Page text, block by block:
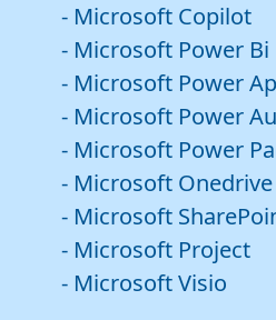
- Microsoft Copilot
- Microsoft Power Bi
- Microsoft Power
- Microsoft Power
- Microsoft Power
- Microsoft Onedrive
- Microsoft
- Microsoft Project
- Microsoft Visio